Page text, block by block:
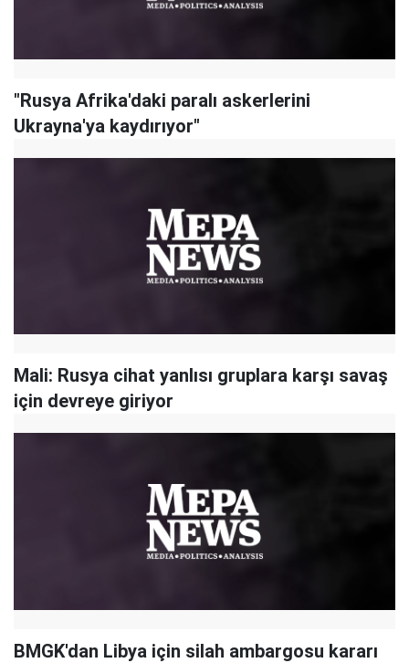
"Rusya Afrika'daki paralı askerlerini
Ukrayna'ya kaydırıyor"
Mali: Rusya cihat yanlısı gruplara karşı savaş
için devreye giriyor
BMGK'dan Libya için silah ambargosu kararı